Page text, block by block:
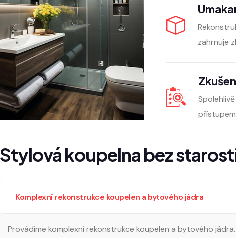
zahrnuje
Stylová koupelna bez
Komplexní rekonstrukce koupelen a bytového jádra
Provádíme komplexní rekonstrukce koupelen a bytového